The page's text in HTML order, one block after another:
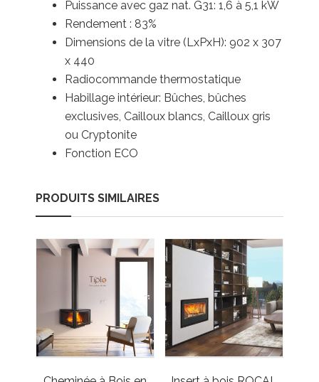
Puissance avec gaz nat. G31: 1,6 à 5,1 kW
Rendement : 83%
Dimensions de la vitre (LxPxH): 902 x 307
x 440
Radiocommande thermostatique
Habillage intérieur: Bûches, bûches
exclusives, Cailloux blancs, Cailloux gris
ou Cryptonite
Fonction ECO
PRODUITS SIMILAIRES